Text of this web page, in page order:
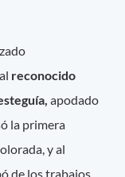
reconocido
apodado
la primera
y al
de los trabajos